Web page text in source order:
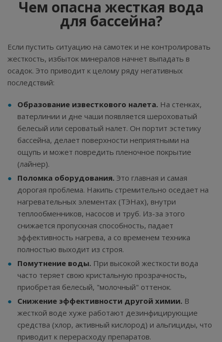
Чем опасна жесткая вода
для бассейна?
Если пустить ситуацию на самотек и не контролировать
жесткость, избыток минералов начнет выпадать в
осадок. Это приводит к целому ряду негативных
последствий:
Образование известкового налета. На стенках,
ватерлинии и дне чаши появляется шероховатый
белесый или сероватый налет. Он портит эстетику
бассейна, делает поверхности неприятными на
ощупь и может повредить пленочное покрытие
(лайнер).
Поломка оборудования. Это главная и самая
дорогая проблема. Накипь стремительно оседает на
нагревательных элементах (ТЭНах), внутри
теплообменников, насосов и труб. Из-за этого
снижается пропускная способность, падает
эффективность нагрева, а со временем техника
полностью выходит из строя.
Помутнение воды. При высокой жесткости вода
часто теряет свою кристальную прозрачность,
приобретая белесый, "молочный" оттенок.
Снижение эффективности другой химии. В
жесткой воде хуже работают дезинфицирующие
средства (хлор, активный кислород) и альгициды, что
приводит к перерасходу препаратов.